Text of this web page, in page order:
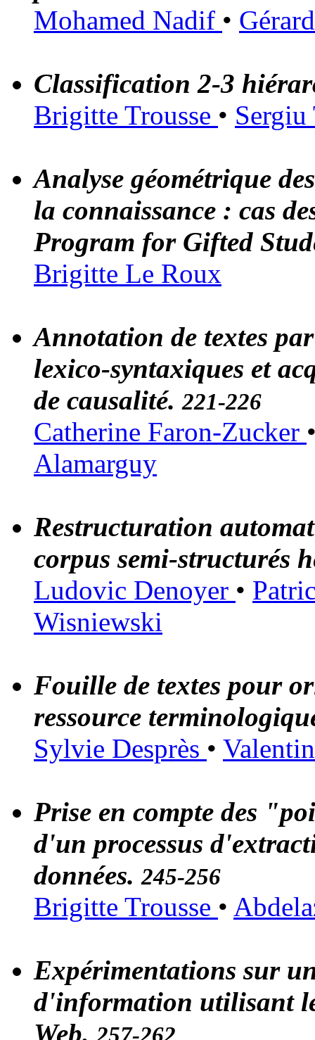
Mohamed Nadif •
Classification 2-3
Brigitte Trousse • Sergiu
Analyse géométrique
la connaissance : cas
Program for Gifted
Brigitte Le Roux
Annotation de textes
lexico-syntaxiques et
de causalité.221-226
Catherine Faron-Zucker
Alamarguy
Restructuration
corpus semi-structurés
Ludovic Denoyer •
Wisniewski
Fouille de textes pour
ressource
Sylvie Desprès •
Prise en compte des
d'un processus
données.245-256
Brigitte Trousse •
Expérimentations sur
d'information utilisant
Web.